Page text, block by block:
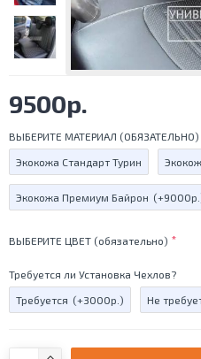
9500р.
ВЫБЕРИТЕ МАТЕРИАЛ (ОБЯЗАТЕЛЬНО)
Экокожа Стандарт Турин
Экокожа Премиум Байрон
ВЫБЕРИТЕ ЦВЕТ (обязательно)
Требуется ли Установка Чехлов?
Требуется (+3000р.) Не